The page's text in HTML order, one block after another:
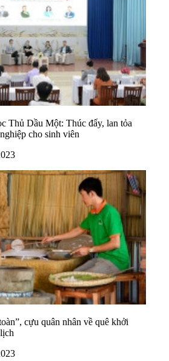
Thủ Dầu Một: Thúc đẩy, lan tỏa
cho sinh viên
cựu quân nhân về quê khởi